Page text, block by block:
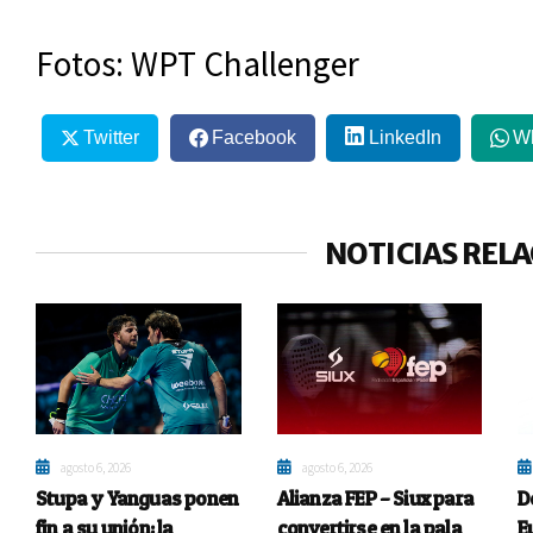
Fotos: WPT Challenger
Twitter Facebook LinkedIn
NOTICIAS
agosto 6, 2026
Stupa y Yanguas ponen
fin a su unión: la
agosto 6, 2026
Alianza FEP – Siux para
convertirse en la pala